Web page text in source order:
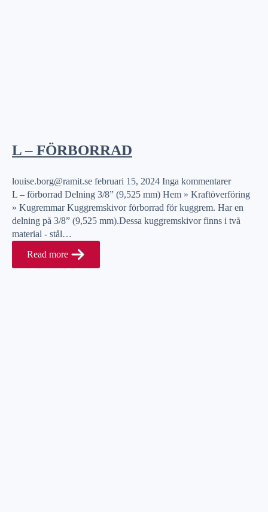
L – FÖRBORRAD
louise.borg@ramit.se februari 15, 2024 Inga kommentarer
L – förborrad Delning 3/8” (9,525 mm) Hem » Kraftöverföring
» Kugremmar Kuggremskivor förborrad för kuggrem. Har en
delning på 3/8” (9,525 mm).Dessa kuggremskivor finns i två
material - stål…
Read more